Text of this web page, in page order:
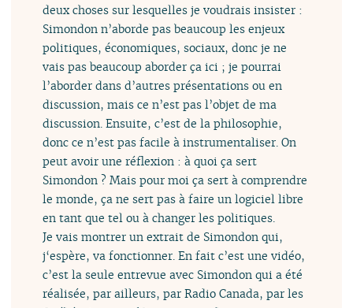
deux choses sur lesquelles je voudrais insister :
Simondon n’aborde pas beaucoup les enjeux
politiques, économiques, sociaux, donc je ne
vais pas beaucoup aborder ça ici ; je pourrai
l’aborder dans d’autres présentations ou en
discussion, mais ce n’est pas l’objet de ma
discussion. Ensuite, c’est de la philosophie,
donc ce n’est pas facile à instrumentaliser. On
peut avoir une réflexion : à quoi ça sert
Simondon ? Mais pour moi ça sert à comprendre
le monde, ça ne sert pas à faire un logiciel libre
en tant que tel ou à changer les politiques.
Je vais montrer un extrait de Simondon qui,
j‘espère, va fonctionner. En fait c’est une vidéo,
c’est la seule entrevue avec Simondon qui a été
réalisée, par ailleurs, par Radio Canada, par les